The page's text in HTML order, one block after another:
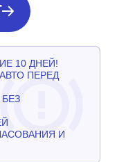
10 ДНЕЙ!
ПЕРЕД
И